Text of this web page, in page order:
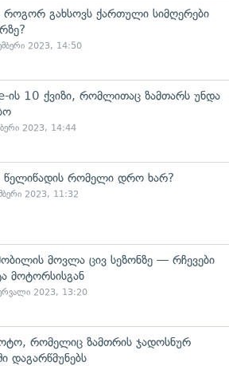
როგორ გახსოვს ქართული სიმღერები
2023, 14:50
ის 10 ქვიზი, რომლითაც ზამთარს უნდა
2023, 14:44
წელიწადის რომელი დრო ხარ?
2023, 11:32
მოვლა ცივ სეზონზე — რჩევები
მოტორსისგან
2023, 13:20
რომელიც ზამთრის ჯადოსნურ
დაგარწმუნებს